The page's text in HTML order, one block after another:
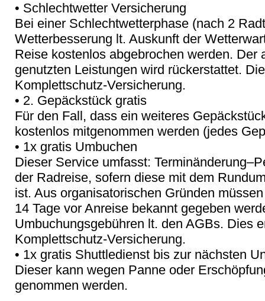
• Schlechtwetter Versicherung
Bei einer Schlechtwetterphase (nach 2
Wetterbesserung lt. Auskunft der
Reise kostenlos abgebrochen werden. Der
genutzten Leistungen wird rückerstattet.
Komplettschutz-Versicherung.
• 2. Gepäckstück gratis
Für den Fall, dass ein weiteres
kostenlos mitgenommen werden (jedes
• 1x gratis Umbuchen
Dieser Service umfasst:
der Radreise, sofern diese mit dem
ist. Aus organisatorischen Gründen
14 Tage vor Anreise bekannt gegeben
Umbuchungsgebühren lt. den AGBs. Dies
Komplettschutz-Versicherung.
• 1x gratis Shuttledienst bis zur nächsten
Dieser kann wegen Panne oder
genommen werden.